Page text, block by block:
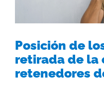
Posición de
retirada de la
retenedores